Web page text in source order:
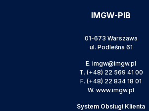
IMGW-PIB
01-673 Warszawa
ul. Podleśna 61
E. imgw@imgw.pl
T. (+48) 22 569 41 00
F. (+48) 22 834 18 01
W. www.imgw.pl
System Obsługi Klienta